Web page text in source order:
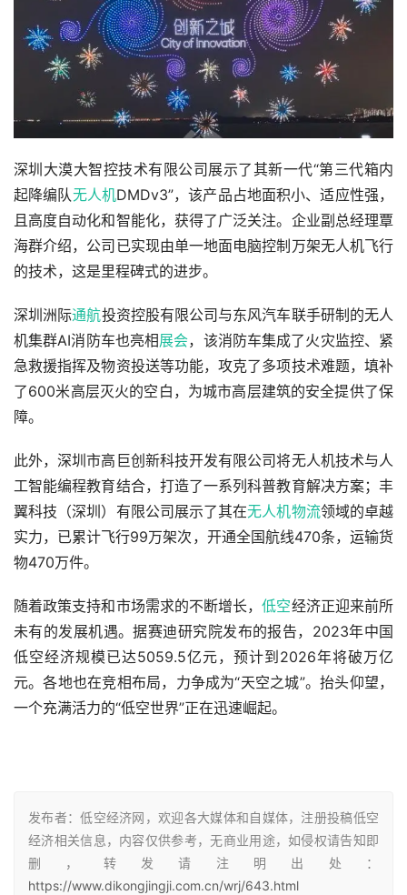
深圳大漠大智控技术有限公司展示了其新一代“第三代箱内
起降编队无人机DMDv3”，该产品占地面积小、适应性强，
且高度自动化和智能化，获得了广泛关注。企业副总经理覃
海群介绍，公司已实现由单一地面电脑控制万架无人机飞行
的技术，这是里程碑式的进步。
深圳洲际通航投资控股有限公司与东风汽车联手研制的无人
机集群AI消防车也亮相展会，该消防车集成了火灾监控、紧
急救援指挥及物资投送等功能，攻克了多项技术难题，填补
了600米高层灭火的空白，为城市高层建筑的安全提供了保
障。
此外，深圳市高巨创新科技开发有限公司将无人机技术与人
工智能编程教育结合，打造了一系列科普教育解决方案；丰
翼科技（深圳）有限公司展示了其在无人机物流领域的卓越
实力，已累计飞行99万架次，开通全国航线470条，运输货
物470万件。
随着政策支持和市场需求的不断增长，低空经济正迎来前所
未有的发展机遇。据赛迪研究院发布的报告，2023年中国
低空经济规模已达5059.5亿元，预计到2026年将破万亿
元。各地也在竞相布局，力争成为“天空之城”。抬头仰望，
一个充满活力的“低空世界”正在迅速崛起。
发布者：低空经济网，欢迎各大媒体和自媒体，注册投稿低空
经济相关信息，内容仅供参考，无商业用途，如侵权请告知即
删，转发请注明出处：
https://www.dikongjingji.com.cn/wrj/643.html